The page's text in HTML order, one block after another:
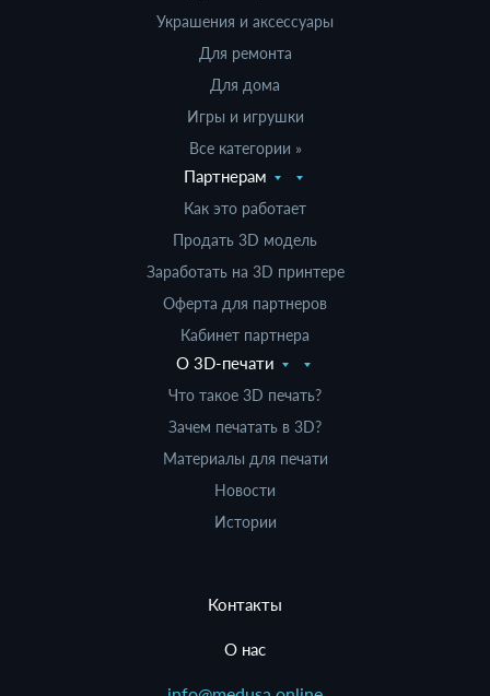
Украшения и аксессуары
Для ремонта
Для дома
Игры и игрушки
Все категории »
Партнерам
Как это работает
Продать 3D модель
Заработать на 3D принтере
Оферта для партнеров
Кабинет партнера
О 3D-печати
Что такое 3D печать?
Зачем печатать в 3D?
Материалы для печати
Новости
Истории
Контакты
О нас